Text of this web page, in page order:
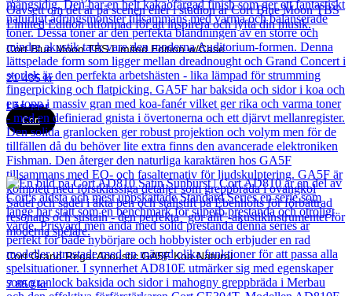
Cort Blue Moon TBS Limited Edition w/Case
21 435kr
Läs mer
Cort
Cort Grand Regal Acoustic GA5F Koa Natural
7 850kr